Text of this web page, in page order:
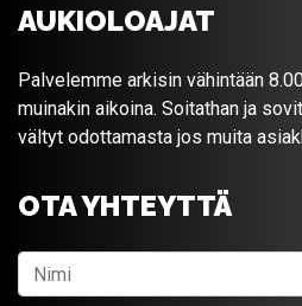
AUKIOLOAJAT
Palvelemme arkisin vähintään
muinakin aikoina. Soitathan ja
vältyt odottamasta jos muita
OTA YHTEYTTÄ